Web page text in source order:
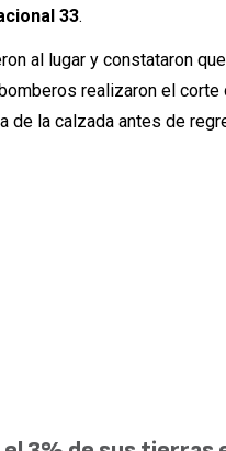
33.
al lugar y constataron
realizaron el corte
de la calzada antes de